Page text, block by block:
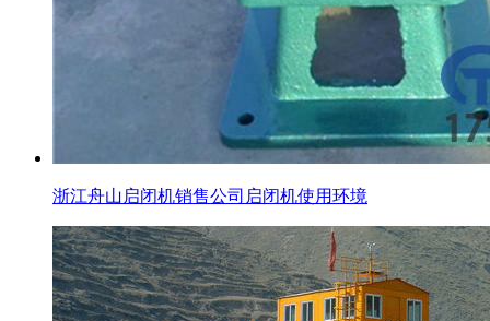
浙江舟山启闭机销售公司启闭机使用环境